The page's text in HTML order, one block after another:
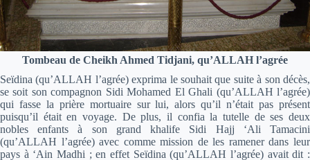
Tombeau de Cheikh Ahmed Tidjani, qu’ALLAH l’agrée
Seïdina (qu’ALLAH l’agrée) exprima le souhait que suite à son décès,
se soit son compagnon Sidi Mohamed El Ghali (qu’ALLAH l’agrée)
qui fasse la prière mortuaire sur lui, alors qu’il n’était pas présent
puisqu’il était en voyage. De plus, il confia la tutelle de ses deux
nobles enfants à son grand khalife Sidi Hajj ‘Ali Tamacini
(qu’ALLAH l’agrée) avec comme mission de les ramener dans leur
pays à ‘Ain Madhi ; en effet Seïdina (qu’ALLAH l’agrée) avait dit :